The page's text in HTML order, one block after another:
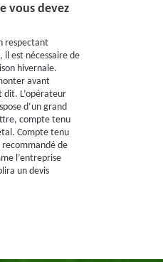
vous devez
respectant
il est nécessaire de
hivernale.
avant
dit. L’opérateur
d‘un grand
compte tenu
Compte tenu
recommandé de
l’entreprise
un devis